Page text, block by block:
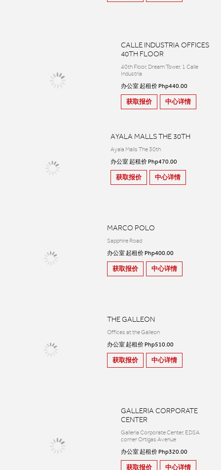
CALLE INDUSTRIA OFFICES
40TH FLOOR
40th Floor, Dream Tower, 1 Calle
Industria
办公室 起租价 Php440.00
获取报价 中心详情
AYALA MALLS THE 30TH
Ayala Malls The 30th
办公室 起租价 Php470.00
获取报价 中心详情
MARCO POLO
Sapphire Road
办公室 起租价 Php400.00
获取报价 中心详情
THE GALLEON
Offices at the Galleon
办公室 起租价 Php510.00
获取报价 中心详情
GALLERIA CORPORATE
CENTER
Galleria Corporate Center, EDSA
corner Ortigas Avenue
办公室 起租价 Php320.00
获取报价 中心详情